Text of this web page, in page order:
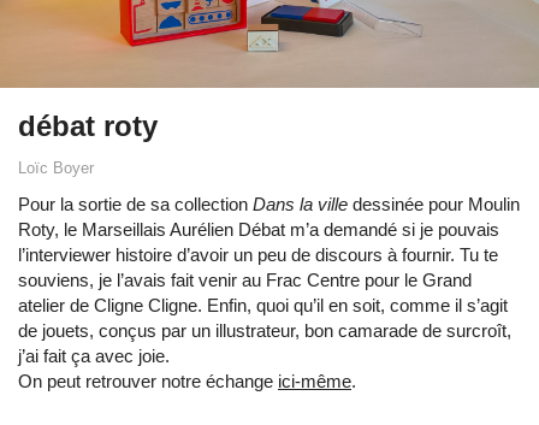
débat roty
Loïc Boyer
Pour la sortie de sa collection Dans la ville dessinée pour Moulin
Roty, le Marseillais Aurélien Débat m’a demandé si je pouvais
l’interviewer histoire d’avoir un peu de discours à fournir. Tu te
souviens, je l’avais fait venir au Frac Centre pour le Grand
atelier de Cligne Cligne. Enfin, quoi qu’il en soit, comme il s’agit
de jouets, conçus par un illustrateur, bon camarade de surcroît,
j’ai fait ça avec joie.
On peut retrouver notre échange ici-même.